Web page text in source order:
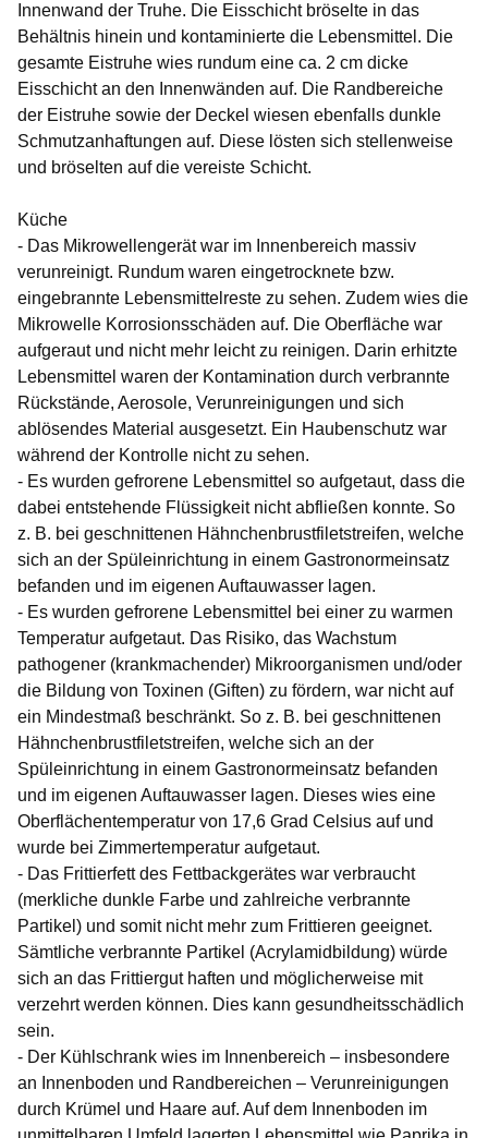
Innenwand der Truhe. Die Eisschicht bröselte in das
Behältnis hinein und kontaminierte die Lebensmittel. Die
gesamte Eistruhe wies rundum eine ca. 2 cm dicke
Eisschicht an den Innenwänden auf. Die Randbereiche
der Eistruhe sowie der Deckel wiesen ebenfalls dunkle
Schmutzanhaftungen auf. Diese lösten sich stellenweise
und bröselten auf die vereiste Schicht.
Küche
- Das Mikrowellengerät war im Innenbereich massiv
verunreinigt. Rundum waren eingetrocknete bzw.
eingebrannte Lebensmittelreste zu sehen. Zudem wies die
Mikrowelle Korrosionsschäden auf. Die Oberfläche war
aufgeraut und nicht mehr leicht zu reinigen. Darin erhitzte
Lebensmittel waren der Kontamination durch verbrannte
Rückstände, Aerosole, Verunreinigungen und sich
ablösendes Material ausgesetzt. Ein Haubenschutz war
während der Kontrolle nicht zu sehen.
- Es wurden gefrorene Lebensmittel so aufgetaut, dass die
dabei entstehende Flüssigkeit nicht abfließen konnte. So
z. B. bei geschnittenen Hähnchenbrustfiletstreifen, welche
sich an der Spüleinrichtung in einem Gastronormeinsatz
befanden und im eigenen Auftauwasser lagen.
- Es wurden gefrorene Lebensmittel bei einer zu warmen
Temperatur aufgetaut. Das Risiko, das Wachstum
pathogener (krankmachender) Mikroorganismen und/oder
die Bildung von Toxinen (Giften) zu fördern, war nicht auf
ein Mindestmaß beschränkt. So z. B. bei geschnittenen
Hähnchenbrustfiletstreifen, welche sich an der
Spüleinrichtung in einem Gastronormeinsatz befanden
und im eigenen Auftauwasser lagen. Dieses wies eine
Oberflächentemperatur von 17,6 Grad Celsius auf und
wurde bei Zimmertemperatur aufgetaut.
- Das Frittierfett des Fettbackgerätes war verbraucht
(merkliche dunkle Farbe und zahlreiche verbrannte
Partikel) und somit nicht mehr zum Frittieren geeignet.
Sämtliche verbrannte Partikel (Acrylamidbildung) würde
sich an das Frittiergut haften und möglicherweise mit
verzehrt werden können. Dies kann gesundheitsschädlich
sein.
- Der Kühlschrank wies im Innenbereich – insbesondere
an Innenboden und Randbereichen – Verunreinigungen
durch Krümel und Haare auf. Auf dem Innenboden im